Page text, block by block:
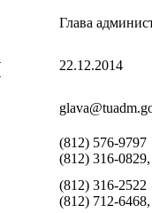
Глава
22.12.2014
(812) 576-9797
(812) 316-
(812) 316-2522
(812) 712-